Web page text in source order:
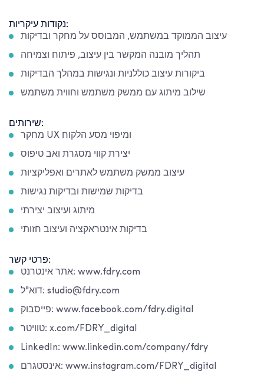
נקודות עיקריות:
עיצוב הממוקד במשתמש, המבוסס על מחקר ובדיקות
תהליך מובנה המקשר בין עיצוב, פיתוח וצמיחה
ביקורות עיצוב כוללניות ונגישות במהלך הבדיקות
שילוב מיתוג עם ממשק משתמש וחווית משתמש
שירותים:
מחקר UX ומיפוי מסע הלקוח
יצירת קווי מסגרת ואב טיפוס
עיצוב ממשק משתמש לאתרים ואפליקציות
בדיקות שמישות ובדיקות נגישות
מיתוג ועיצוב יצירתי
בדיקות אינטראקציה ועיצוב חזותי
פרטי קשר:
אתר אינטרנט: www.fdry.com
דוא"ל: studio@fdry.com
פייסבוק: www.facebook.com/fdry.digital
טוויטר: x.com/FDRY_digital
LinkedIn: www.linkedin.com/company/fdry
אינסטגרם: www.instagram.com/FDRY_digital